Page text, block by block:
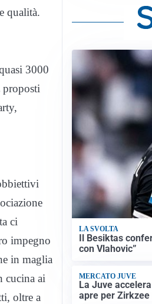
qualità.
3000
proposti
ci
impegno
in maglia
cucina ai
oltre a
LA SVOLTA
Il Besiktas
con Vlahovic”
MERCATO JUVE
La Juve
apre per Zirkzee